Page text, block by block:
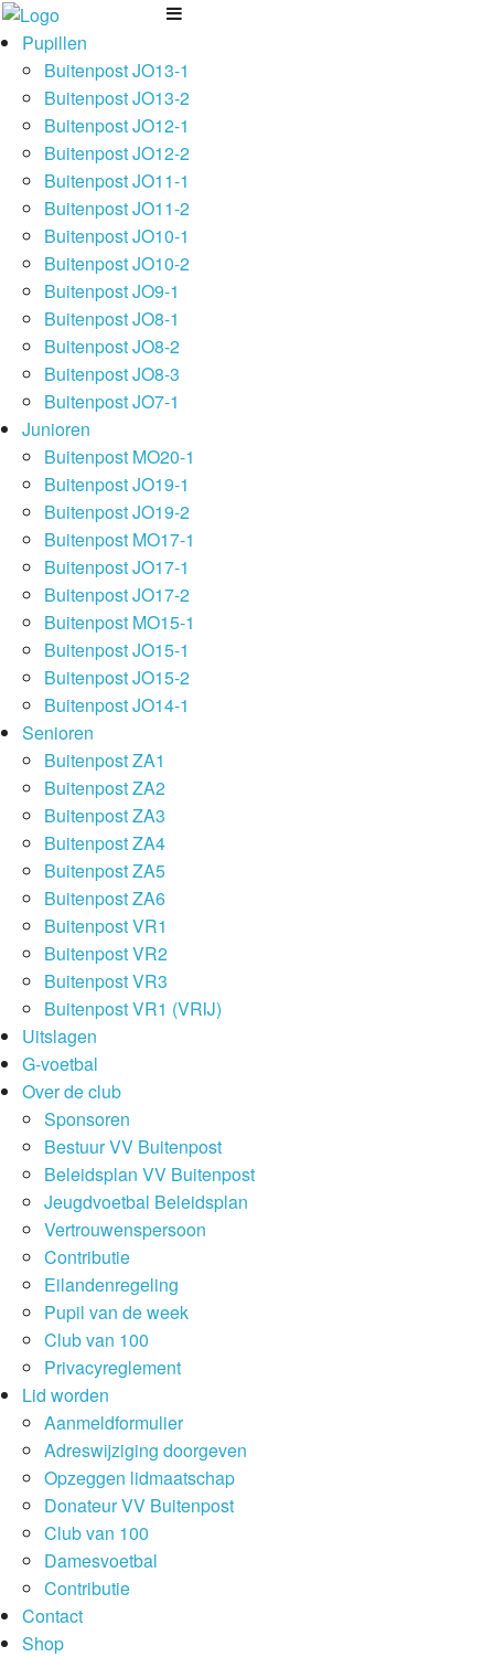
Pupillen
Buitenpost JO13-1
Buitenpost JO13-2
Buitenpost JO12-1
Buitenpost JO12-2
Buitenpost JO11-1
Buitenpost JO11-2
Buitenpost JO10-1
Buitenpost JO10-2
Buitenpost JO9-1
Buitenpost JO8-1
Buitenpost JO8-2
Buitenpost JO8-3
Buitenpost JO7-1
Junioren
Buitenpost MO20-1
Buitenpost JO19-1
Buitenpost JO19-2
Buitenpost MO17-1
Buitenpost JO17-1
Buitenpost JO17-2
Buitenpost MO15-1
Buitenpost JO15-1
Buitenpost JO15-2
Buitenpost JO14-1
Senioren
Buitenpost ZA1
Buitenpost ZA2
Buitenpost ZA3
Buitenpost ZA4
Buitenpost ZA5
Buitenpost ZA6
Buitenpost VR1
Buitenpost VR2
Buitenpost VR3
Buitenpost VR1 (VRIJ)
Uitslagen
G-voetbal
Over de club
Sponsoren
Bestuur VV Buitenpost
Beleidsplan VV Buitenpost
Jeugdvoetbal Beleidsplan
Vertrouwenspersoon
Contributie
Eilandenregeling
Pupil van de week
Club van 100
Privacyreglement
Lid worden
Aanmeldformulier
Adreswijziging doorgeven
Opzeggen lidmaatschap
Donateur VV Buitenpost
Club van 100
Damesvoetbal
Contributie
Contact
Shop